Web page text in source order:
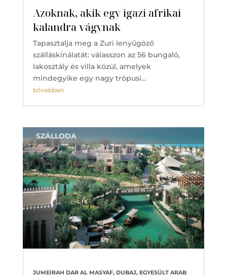
Azoknak, akik egy igazi afrikai
kalandra vágynak
Tapasztalja meg a Zuri lenyűgöző
szálláskínálatát: válasszon az 56 bungaló,
lakosztály és villa közül, amelyek
mindegyike egy nagy trópusi…
bővebben
JUMEIRAH DAR AL MASYAF, DUBAJ, EGYESÜLT ARAB
SZÁLLODA